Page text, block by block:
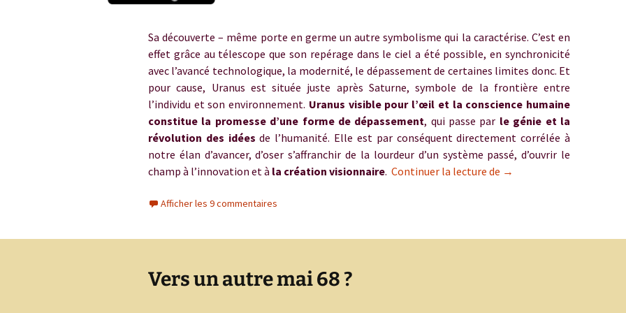
Sa découverte – même porte en germe un autre symbolisme qui la caractérise. C’est en
effet grâce au télescope que son repérage dans le ciel a été possible, en synchronicité
avec l’avancé technologique, la modernité, le dépassement de certaines limites donc. Et
pour cause, Uranus est située juste après Saturne, symbole de la frontière entre
l’individu et son environnement. Uranus visible pour l’œil et la conscience humaine
constitue la promesse d’une forme de dépassement, qui passe par le génie et la
révolution des idées de l’humanité. Elle est par conséquent directement corrélée à
notre élan d’avancer, d’oser s’affranchir de la lourdeur d’un système passé, d’ouvrir le
champ à l’innovation et à la création visionnaire. Continuer la lecture de – Uranus en Taureau – Mai
→
Afficher les 9 commentaires
Vers un autre mai 68 ?